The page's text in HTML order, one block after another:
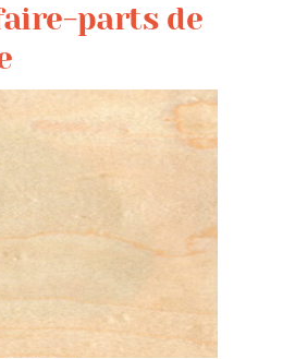
parts de